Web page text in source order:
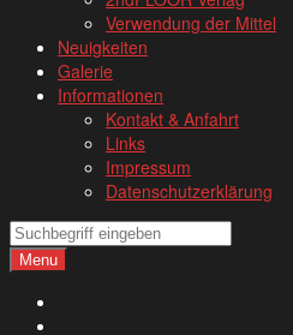
Verwendung der Mittel
Neuigkeiten
Galerie
Informationen
Kontakt & Anfahrt
Links
Impressum
Datenschutzerklärung
Search
Search
Menu